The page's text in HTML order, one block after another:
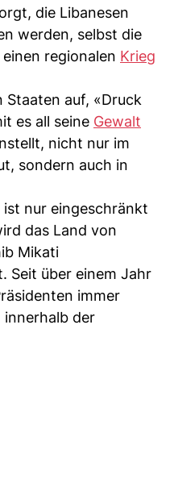
die Libanesen
werden, selbst die
regionalen Krieg
auf, «Druck
es all seine Gewalt
nicht nur im
sondern auch in
ist nur eingeschränkt
das Land von
Mikati
Seit über einem Jahr
immer
der